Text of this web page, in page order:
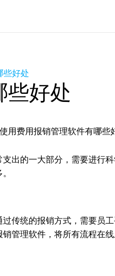
些好处
些好处
出的一大部分，需要进行
传统的报销方式，需要员
管理软件，将所有流程在线